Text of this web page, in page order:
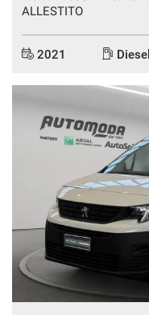
ALLESTITO
2021 Diesel